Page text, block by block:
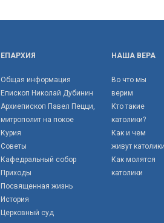
ЕПАРХИЯ
Общая информация
Епископ Николай Дубинин
Архиепископ Павел Пецци,
митрополит на покое
Курия
Советы
Кафедральный собор
Приходы
Посвященная жизнь
История
Церковный суд
НАША ВЕРА
Во что мы
верим
Кто такие
католики?
Как и чем
живут католики
Как молятся
католики